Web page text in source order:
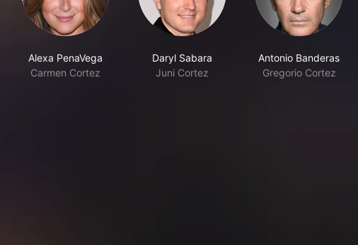
Alexa PenaVega
Carmen Cortez
Daryl Sabara
Juni Cortez
Antonio Banderas
Gregorio Cortez